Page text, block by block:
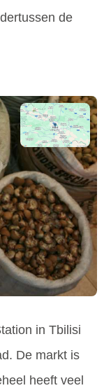
de
in Tbilisi
De markt is
heeft veel